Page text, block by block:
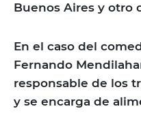
Buenos Aires y otro
En el caso del
Fernando
responsable de los
y se encarga de